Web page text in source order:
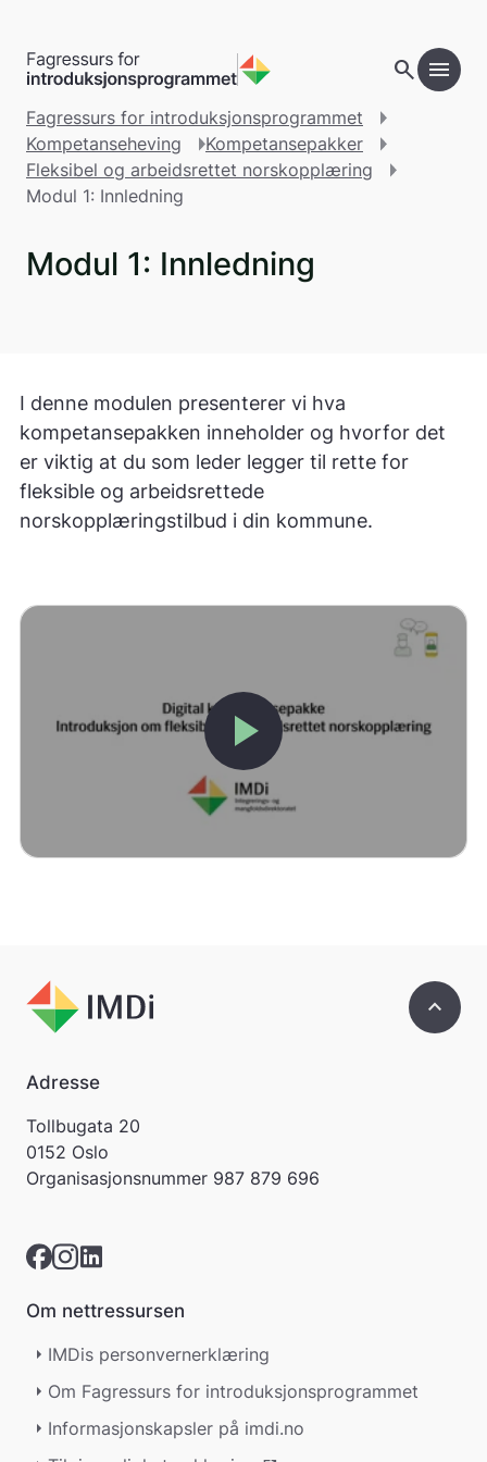
search menu
Fagressurs for introduksjonsprogrammet
Kompetanseheving
Kompetansepakker
Fleksibel og arbeidsrettet norskopplæring
Modul 1: Innledning
Modul 1: Innledning
I denne modulen presenterer vi hva
kompetansepakken inneholder og hvorfor det
er viktig at du som leder legger til rette for
fleksible og arbeidsrettede
norskopplæringstilbud i din kommune.
play_arrow
keyboard_arrow_up
Adresse
Tollbugata 20
0152 Oslo
Organisasjonsnummer 987 879 696
Om nettressursen
IMDis personvernerklæring
Om Fagressurs for introduksjonsprogrammet
Informasjonskapsler på imdi.no